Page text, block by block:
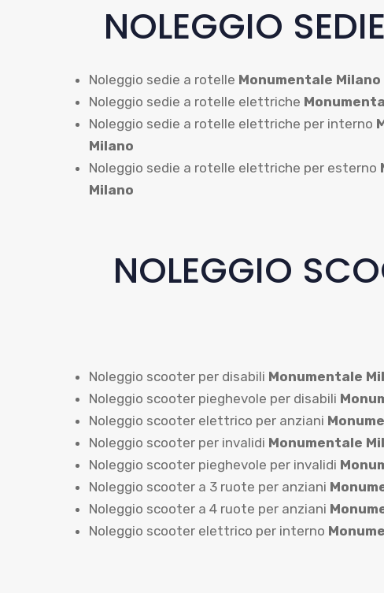
NOLEGGIO
Noleggio sedie a rotelle Monumentale Milano
Noleggio sedie a rotelle elettriche
Noleggio sedie a rotelle elettriche per interno
Milano
Noleggio sedie a rotelle elettriche per esterno
Milano
NOLEGGIO
Noleggio scooter per disabili Monumentale
Noleggio scooter pieghevole per disabili
Noleggio scooter elettrico per anziani
Noleggio scooter per invalidi Monumentale
Noleggio scooter pieghevole per invalidi
Noleggio scooter a 3 ruote per anziani
Noleggio scooter a 4 ruote per anziani
Noleggio scooter elettrico per interno